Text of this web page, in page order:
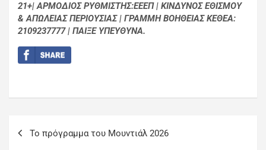
21+| ΑΡΜΟΔΙΟΣ ΡΥΘΜΙΣΤΗΣ:ΕΕΕΠ | ΚΙΝΔΥΝΟΣ ΕΘΙΣΜΟΥ
& ΑΠΩΛΕΙΑΣ ΠΕΡΙΟΥΣΙΑΣ | ΓΡΑΜΜΗ ΒΟΗΘΕΙΑΣ ΚΕΘΕΑ:
2109237777 | ΠΑΙΞΕ ΥΠΕΥΘΥΝΑ.
Το πρόγραμμα του Μουντιάλ 2026